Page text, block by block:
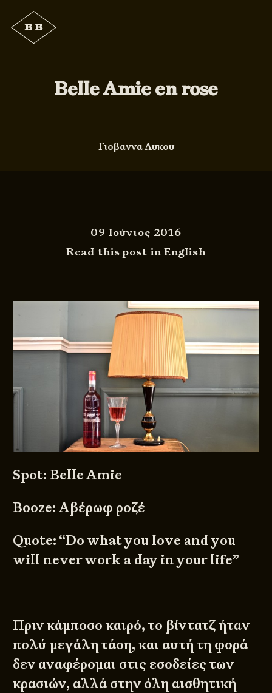
Belle Amie en rose
Γιοβαννα Λυκου
09 Ιούνιος 2016
Read this post in English
Spot: Belle Amie
Βooze: Αβέρωφ ροζέ
Quote: “Do what you love and you
will never work a day in your life”
Πριν κάμποσο καιρό, το βίντατζ ήταν
πολύ μεγάλη τάση, και αυτή τη φορά
δεν αναφέρομαι στις εσοδείες των
κρασιών, αλλά στην όλη αισθητική